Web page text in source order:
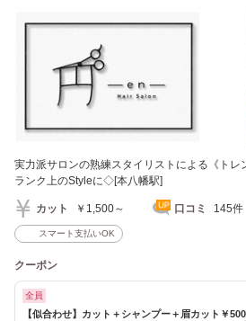
実力派サロンの熟練スタイリストによる《トレ
ランク上のStyleに◇[本八幡駅]
カット ￥1,500～ 口コミ 145件
スマート支払いOK
クーポン
全員
【似合わせ】カット＋シャンプー＋眉カット￥